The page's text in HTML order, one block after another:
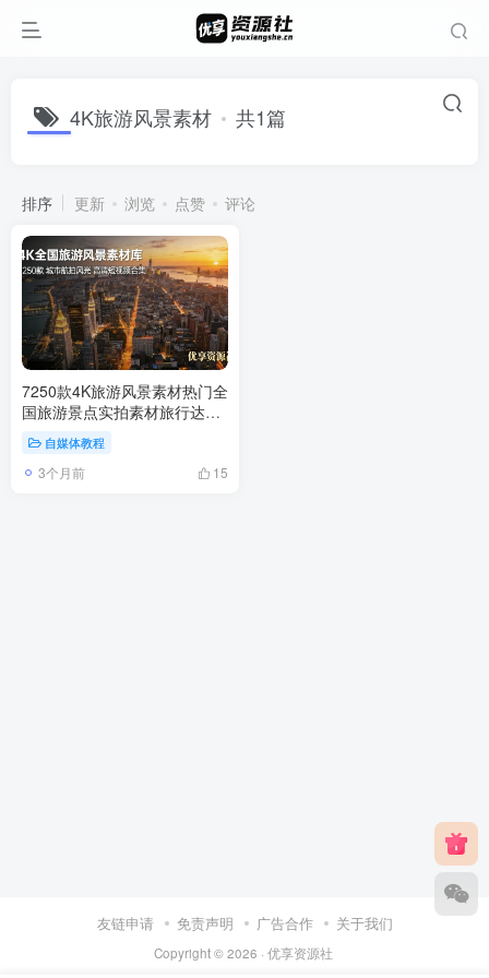
4K旅游风景素材 共1篇
排序 更新 浏览 点赞 评论
7250款4K旅游风景素材热门全
国旅游景点实拍素材旅行达人
自媒体教程
3个月前 15
友链申请 免责声明 广告合作 关于我们
Copyright © 2026 · 优享资源社